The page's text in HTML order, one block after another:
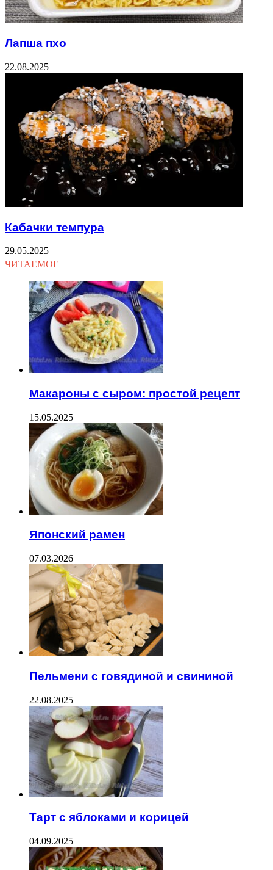
Лапша пхо
22.08.2025
Кабачки темпура
29.05.2025
ЧИТАЕМОЕ
Макароны с сыром: простой рецепт
15.05.2025
Японский рамен
07.03.2026
Пельмени с говядиной и свининой
22.08.2025
Тарт с яблоками и корицей
04.09.2025